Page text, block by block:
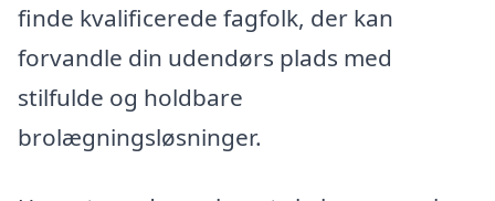
finde kvalificerede fagfolk, der kan
forvandle din udendørs plads med
stilfulde og holdbare
brolægningsløsninger.